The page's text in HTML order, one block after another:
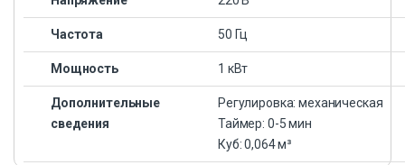
Частота 50 Гц
Мощность 1 кВт
Дополнительные
сведения
Регулировка: механическая
Таймер: 0-5 мин
Куб: 0,064 м³